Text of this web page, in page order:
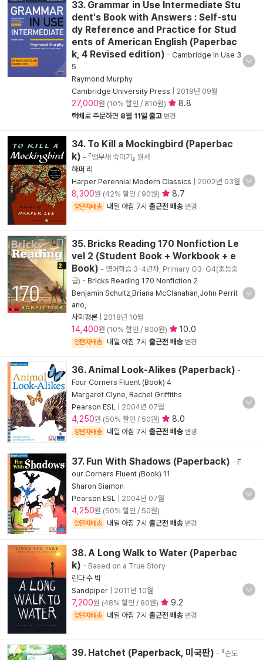
33. Grammar in Use Intermediate Stu
dent's Book with Answers : Self-stu
dy Reference and Practice for Stud
ents of American English (Paperbac
k, 4 Revised edition) - Cambridge In Use 3
5
Raymond Murphy
Cambridge University Press
2018년 09월
27,000원 (10% 할인 / 810원) 8.8
택배로 주문하면 8월 11일 출고 변경
34. To Kill a Mockingbird (Paperbac
k) - 『앵무새 죽이기』 원서
하퍼 리
Harper Perennial Modern Classics
2002년 03월
8,300원 (42% 할인 / 90원) 8.7
양탄자배송 내일 아침 7시 출근전 배송 변경
35. Bricks Reading 170 Nonfiction Le
vel 2 (Student Book + Workbook + e
Book) - 영어학습 3-4년차, Primary G3-G4(초등중
급) - Bricks Reading 170 Nonfiction 2
Benjamin Schultz,Briana McClanahan,John Perrit
ano,
사회평론
2018년 10월
14,400원 (10% 할인 / 800원) 10.0
양탄자배송 내일 아침 7시 출근전 배송 변경
36. Animal Look-Alikes (Paperback) -
Four Corners Fluent (Book) 4
Margaret Clyne Rachel Griffiths
Pearson ESL
2004년 07월
4,250원 (50% 할인 / 50원) 8.0
양탄자배송 내일 아침 7시 출근전 배송 변경
37. Fun With Shadows (Paperback) - F
our Corners Fluent (Book) 11
Sharon Siamon
Pearson ESL
2004년 07월
4,250원 (50% 할인 / 50원)
양탄자배송 내일 아침 7시 출근전 배송 변경
38. A Long Walk to Water (Paperbac
k) - Based on a True Story
린다 수 박
Sandpiper
2011년 10월
7,200원 (48% 할인 / 80원) 9.2
양탄자배송 내일 아침 7시 출근전 배송 변경
39. Hatchet (Paperback, 미국판) - 『손도